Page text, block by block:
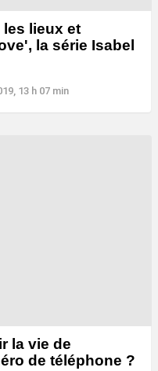
lieux et
la série Isabel
13 h 07 min
la vie de
de téléphone ?